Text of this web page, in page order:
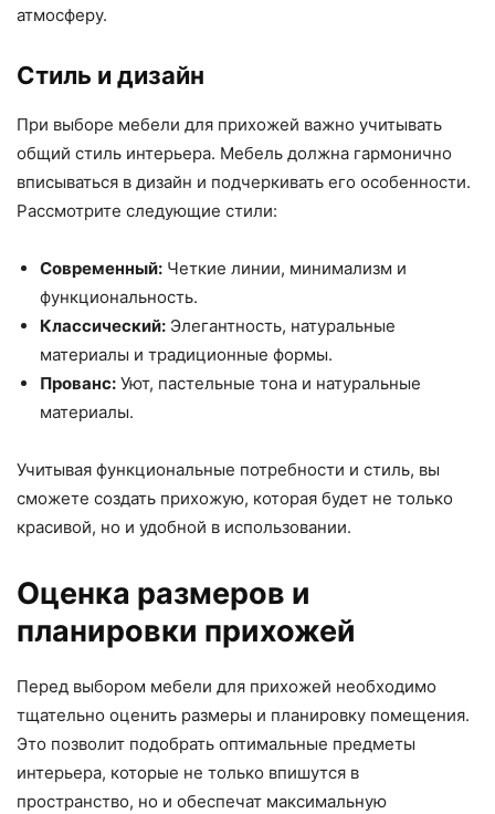
атмосферу.
Стиль и дизайн
При выборе мебели для прихожей важно учитывать
общий стиль интерьера. Мебель должна гармонично
вписываться в дизайн и подчеркивать его особенности.
Рассмотрите следующие стили:
Современный: Четкие линии, минимализм и
функциональность.
Классический: Элегантность, натуральные
материалы и традиционные формы.
Прованс: Уют, пастельные тона и натуральные
материалы.
Учитывая функциональные потребности и стиль, вы
сможете создать прихожую, которая будет не только
красивой, но и удобной в использовании.
Оценка размеров и
планировки прихожей
Перед выбором мебели для прихожей необходимо
тщательно оценить размеры и планировку помещения.
Это позволит подобрать оптимальные предметы
интерьера, которые не только впишутся в
пространство, но и обеспечат максимальную